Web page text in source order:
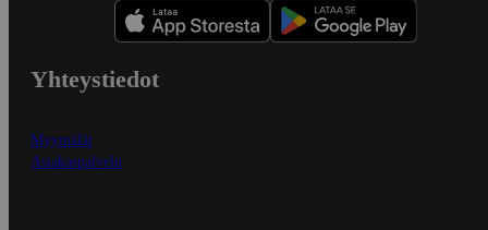
Yhteystiedot
Myymälät
Asiakaspalvelu